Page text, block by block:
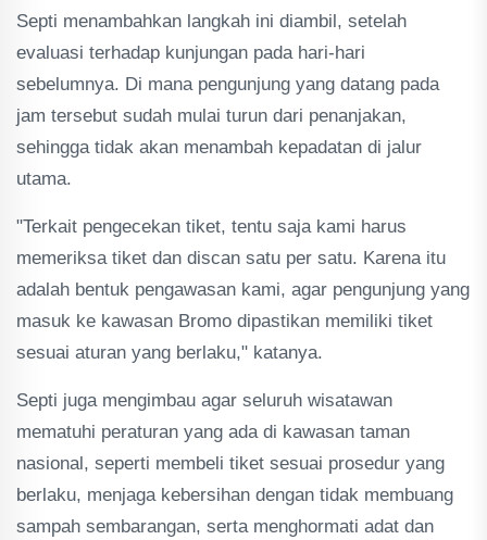
Septi menambahkan langkah ini diambil, setelah
evaluasi terhadap kunjungan pada hari-hari
sebelumnya. Di mana pengunjung yang datang pada
jam tersebut sudah mulai turun dari penanjakan,
sehingga tidak akan menambah kepadatan di jalur
utama.
"Terkait pengecekan tiket, tentu saja kami harus
memeriksa tiket dan discan satu per satu. Karena itu
adalah bentuk pengawasan kami, agar pengunjung yang
masuk ke kawasan Bromo dipastikan memiliki tiket
sesuai aturan yang berlaku," katanya.
Septi juga mengimbau agar seluruh wisatawan
mematuhi peraturan yang ada di kawasan taman
nasional, seperti membeli tiket sesuai prosedur yang
berlaku, menjaga kebersihan dengan tidak membuang
sampah sembarangan, serta menghormati adat dan